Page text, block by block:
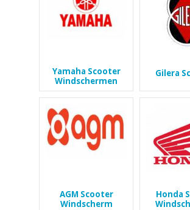
Yamaha Scooter
Windschermen
Gilera
AGM Scooter
Windscherm
Honda